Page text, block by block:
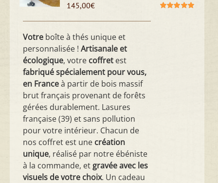
145,00€
Votre boîte à thés unique et
personnalisée !Artisanale et
écologique, votre coffret est
fabriqué spécialement pour vous,
en Franceà partir de bois massif
brut français provenant de forêts
gérées durablement. Lasures
française (39) et sans pollution
pour votre intérieur. Chacun de
nos coffret est une création
unique, réalisé par notre ébéniste
à la commande, et gravée avec les
visuels de votre choix. Un cadeau